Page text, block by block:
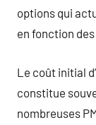
options qui
en fonction
Le coût initial
constitue
nombreuses